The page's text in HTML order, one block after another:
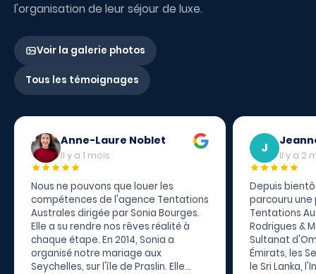
l'organisation de leur séjour de luxe.
Voir la galerie photos
Tous les témoignages
Anne-Laure Noblet
Il y a 1 mois
Nous ne pouvons que louer les
compétences de l'agence Tentations
Australes dirigée par Sonia Bourges.
Elle a su rendre nos rêves réalité à
chaque étape. En 2014, Sonia a
organisé notre mariage aux
Seychelles, sur l'île de Praslin. Elle
J Il y a 2
Depuis
parcouru
Tentations
Rodrigues &
Sultanat
Émirats, les
le Sri Lanka,